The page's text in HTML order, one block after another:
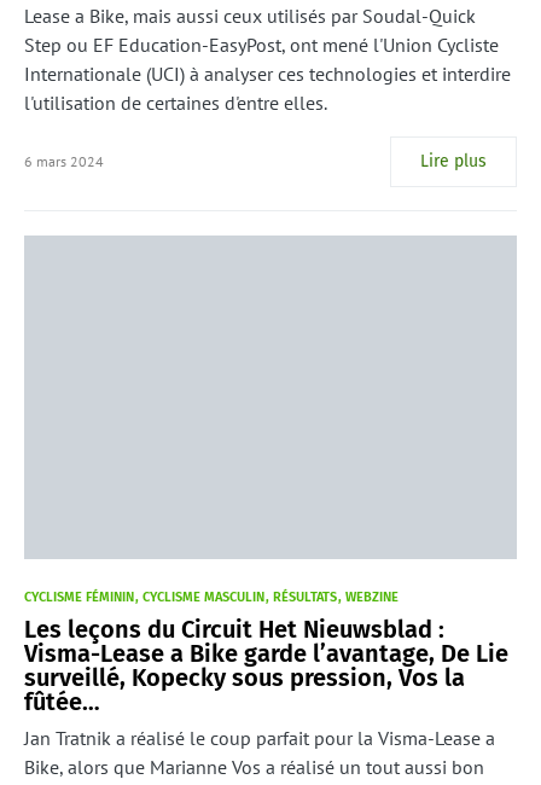
Lease a Bike, mais aussi ceux utilisés par Soudal-Quick
Step ou EF Education-EasyPost, ont mené l'Union Cycliste
Internationale (UCI) à analyser ces technologies et interdire
l'utilisation de certaines d'entre elles.
6 mars 2024 Lire plus
CYCLISME FÉMININ CYCLISME MASCULIN RÉSULTATS WEBZINE
Les leçons du Circuit Het Nieuwsblad :
Visma-Lease a Bike garde l’avantage, De Lie
surveillé, Kopecky sous pression, Vos la
fûtée…
Jan Tratnik a réalisé le coup parfait pour la Visma-Lease a
Bike, alors que Marianne Vos a réalisé un tout aussi bon